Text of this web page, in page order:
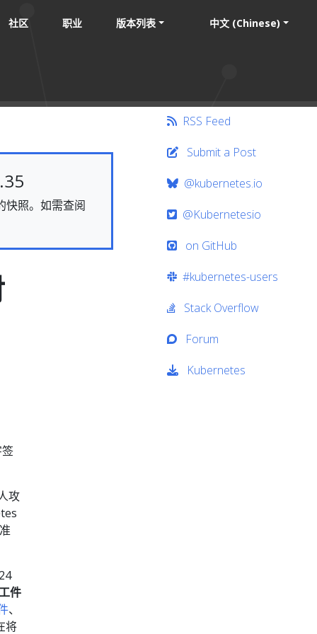
社区 职业 版本列表 中文 (Chinese)
快照。如需查阅
攻
件
、
将
RSS Feed
Submit a Post
@kubernetes.io
@Kubernetesio
on GitHub
#kubernetes-users
Stack Overflow
Forum
Kubernetes